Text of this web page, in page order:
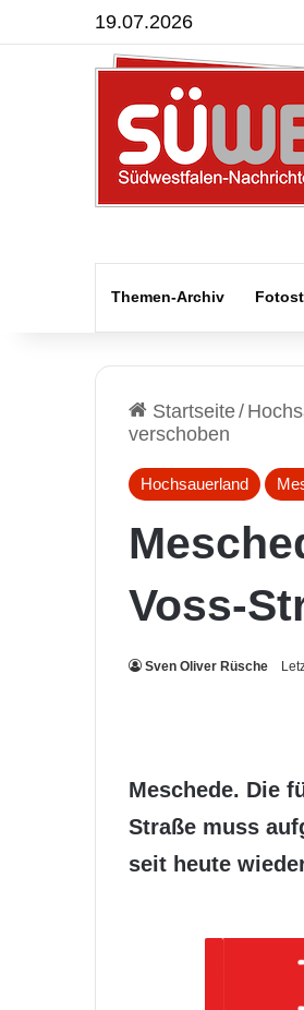
19.07.2026
Themen-Archiv
Startseite/
verschoben
Hochsauerland
Voss-
Sven Oliver Rüsche
Meschede. Die
Straße muss
seit heute